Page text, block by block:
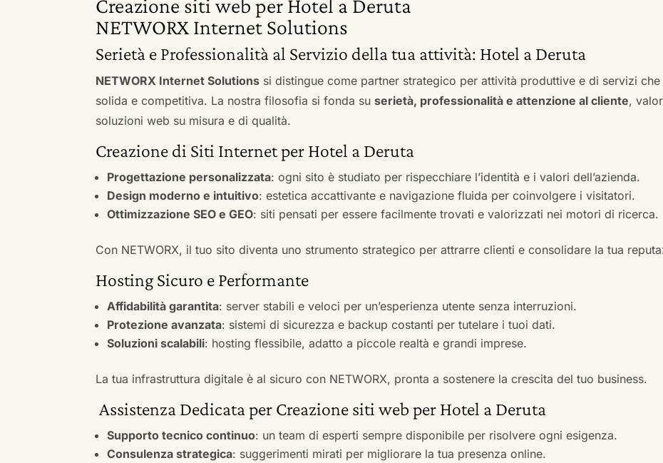
Creazione siti web per Hotel a Deruta
NETWORX Internet Solutions
Serietà e Professionalità al Servizio della tua attività: Hotel a Deruta
NETWORX Internet Solutions si distingue come partner strategico per attività produttive e di servizi
solida e competitiva. La nostra filosofia si fonda suserietà, professionalità e attenzione al cliente,
soluzioni web su misura e di qualità.
Creazione di Siti Internet per Hotel a Deruta
Progettazione personalizzata: ogni sito è studiato per rispecchiare l’identità e i valori dell’azienda.
Design moderno e intuitivo: estetica accattivante e navigazione fluida per coinvolgere i visitatori.
Ottimizzazione SEO e GEO: siti pensati per essere facilmente trovati e valorizzati nei motori di ricerca.
Con NETWORX, il tuo sito diventa uno strumento strategico per attrarre clienti e consolidare la tua
Hosting Sicuro e Performante
Affidabilità garantita: server stabili e veloci per un’esperienza utente senza interruzioni.
Protezione avanzata: sistemi di sicurezza e backup costanti per tutelare i tuoi dati.
Soluzioni scalabili: hosting flessibile, adatto a piccole realtà e grandi imprese.
La tua infrastruttura digitale è al sicuro con NETWORX, pronta a sostenere la crescita del tuo business.
Assistenza Dedicata per Creazione siti web per Hotel a Deruta
Supporto tecnico continuo: un team di esperti sempre disponibile per risolvere ogni esigenza.
Consulenza strategica: suggerimenti mirati per migliorare la tua presenza online.